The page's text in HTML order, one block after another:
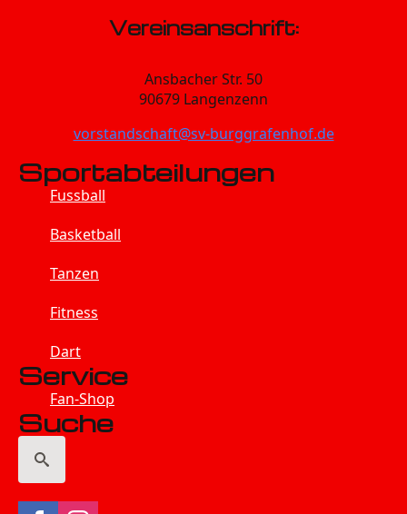
Vereinsanschrift:
Ansbacher Str. 50
90679 Langenzenn
vorstandschaft@sv-burggrafenhof.de
Sportabteilungen
Fussball
Basketball
Tanzen
Fitness
Dart
Service
Fan-Shop
Suche